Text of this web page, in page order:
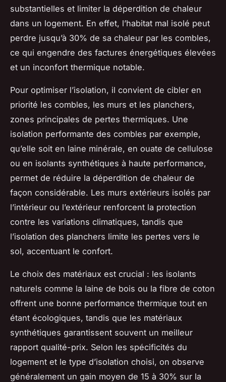
substantielles et limiter la déperdition de chaleur
dans un logement. En effet, l’habitat mal isolé peut
perdre jusqu’à 30% de sa chaleur par les combles,
ce qui engendre des factures énergétiques élevées
et un inconfort thermique notable.
Pour optimiser l’isolation, il convient de cibler en
priorité les combles, les murs et les planchers,
zones principales de pertes thermiques. Une
isolation performante des combles par exemple,
qu’elle soit en laine minérale, en ouate de cellulose
ou en isolants synthétiques à haute performance,
permet de réduire la déperdition de chaleur de
façon considérable. Les murs extérieurs isolés par
l’intérieur ou l’extérieur renforcent la protection
contre les variations climatiques, tandis que
l’isolation des planchers limite les pertes vers le
sol, accentuant le confort.
Le choix des matériaux est crucial : les isolants
naturels comme la laine de bois ou la fibre de coton
offrent une bonne performance thermique tout en
étant écologiques, tandis que les matériaux
synthétiques garantissent souvent un meilleur
rapport qualité-prix. Selon les spécificités du
logement et le type d’isolation choisi, on observe
généralement un gain moyen de 15 à 30% sur la